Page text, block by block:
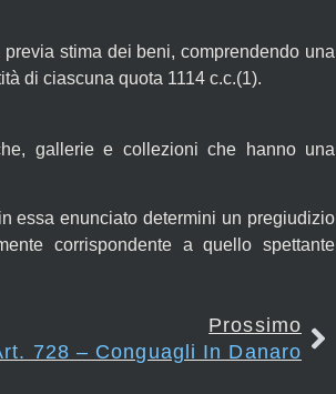
stima dei beni, comprendendo una
di ciascuna quota 1114 c.c.(1).
gallerie e collezioni che hanno una
essa enunciato determini un pregiudizio
corrispondente a quello spettante
Prossimo
728 – Conguagli In Danaro